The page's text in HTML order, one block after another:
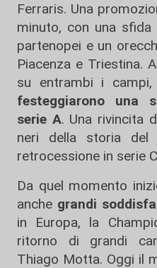
Ferraris. Una
minuto, con una
partenopei e un
Piacenza e Triestina.
su entrambi i campi,
festeggiarono una
serie A. Una rivincita
neri della storia del
retrocessione in serie
Da quel momento
anche grandi
in Europa, la
ritorno di grandi
Thiago Motta. Oggi il